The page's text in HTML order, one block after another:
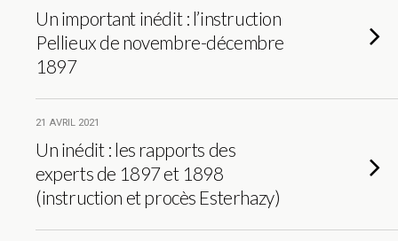
Un important inédit : l’instruction
Pellieux de novembre-décembre
1897
21 AVRIL 2021
Un inédit : les rapports des
experts de 1897 et 1898
(instruction et procès Esterhazy)